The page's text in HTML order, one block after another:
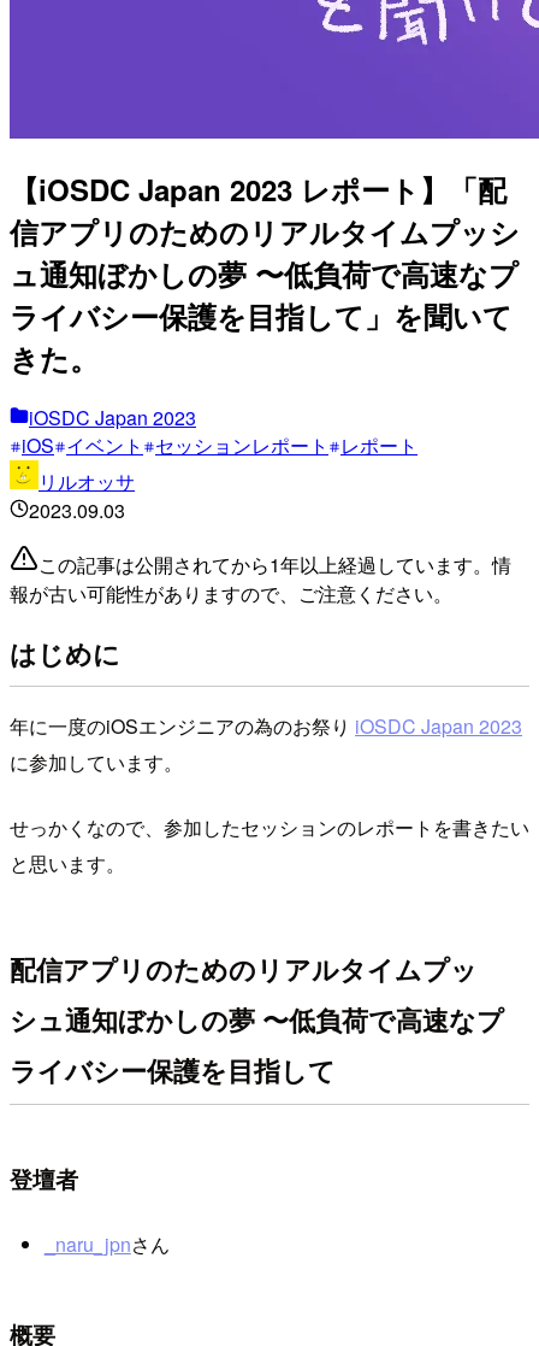
【iOSDC Japan 2023 レポート】「配
信アプリのためのリアルタイムプッシ
ュ通知ぼかしの夢 〜低負荷で高速なプ
ライバシー保護を目指して」を聞いて
きた。
iOSDC Japan 2023
iOS イベント セッションレポート
レポート
リルオッサ
2023.09.03
この記事は公開されてから1年以上経過しています。情
報が古い可能性がありますので、ご注意ください。
はじめに
年に一度のiOSエンジニアの為のお祭り iOSDC Japan 2023
に参加しています。
せっかくなので、参加したセッションのレポートを書きたい
と思います。
配信アプリのためのリアルタイムプッ
シュ通知ぼかしの夢 〜低負荷で高速なプ
ライバシー保護を目指して
登壇者
_naru_jpnさん
概要